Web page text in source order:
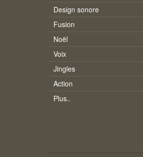
Design sonore
Fusion
Noël
Voix
Jingles
Action
Plus..